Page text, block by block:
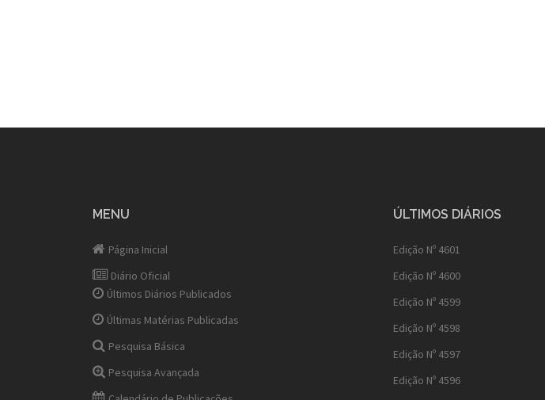
MENU
Página Inicial
Diário Oficial
Últimos Diários Publicados
Últimas Matérias Publicadas
Pesquisa Básica
Pesquisa Avançada
ÚLTIMOS DIÁRIOS
Edição Nº 4601
Edição Nº 4600
Edição Nº 4599
Edição Nº 4598
Edição Nº 4597
Edição Nº 4596